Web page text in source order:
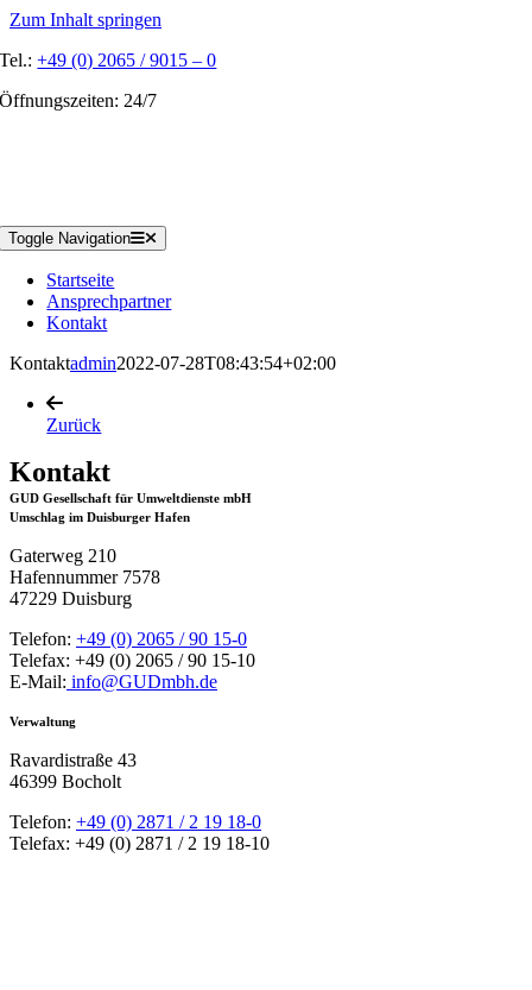
Zum Inhalt springen
Tel.:+49 (0) 2065 / 9015 – 0
Öffnungszeiten: 24/7
Toggle Navigation
Startseite
Ansprechpartner
Kontakt
Kontaktadmin2022-07-28T08:43:54+02:00
Zurück
Kontakt
GUD Gesellschaft für Umweltdienste mbH
Umschlag im Duisburger Hafen
Gaterweg 210
Hafennummer 7578
47229 Duisburg
Telefon: +49 (0) 2065 / 90 15-0
Telefax: +49 (0) 2065 / 90 15-10
E-Mail: info@GUDmbh.de
Verwaltung
Ravardistraße 43
46399 Bocholt
Telefon: +49 (0) 2871 / 2 19 18-0
Telefax: +49 (0) 2871 / 2 19 18-10